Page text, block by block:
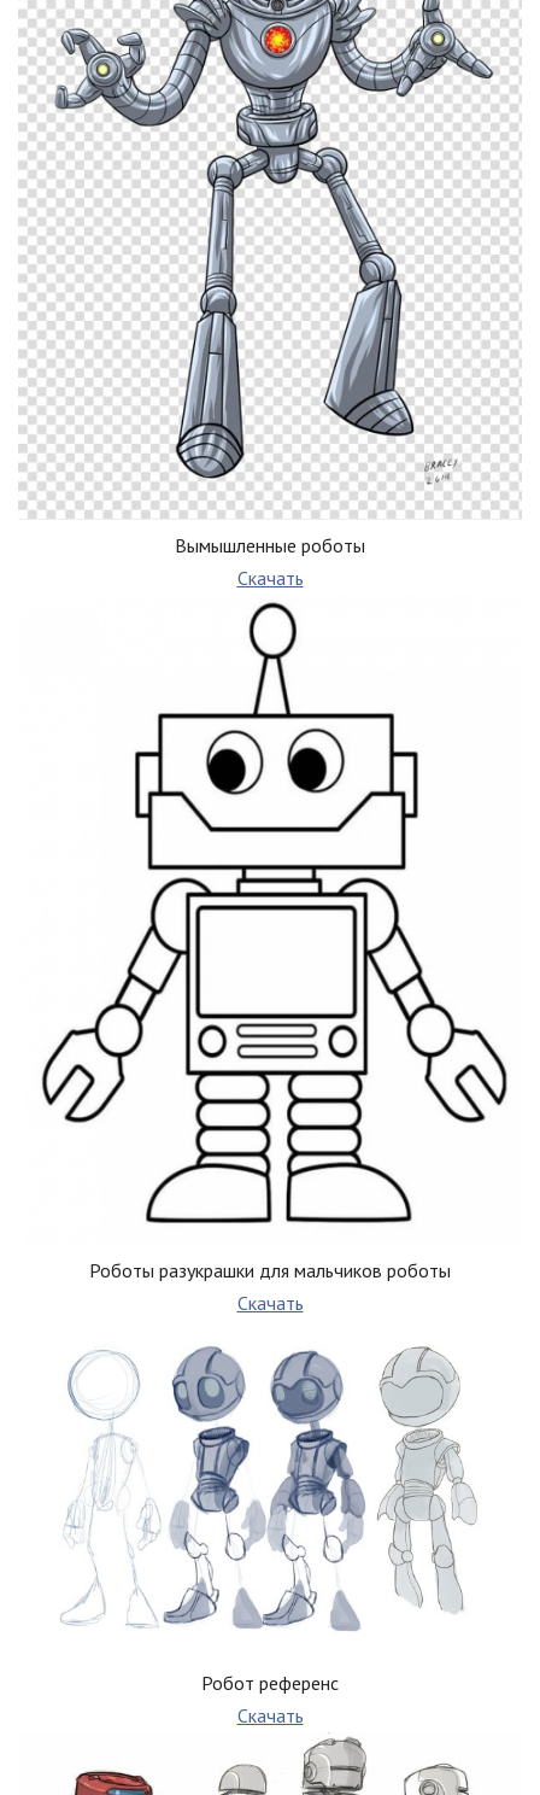
Вымышленные роботы
Скачать
Роботы разукрашки для мальчиков роботы
Скачать
Робот референс
Скачать